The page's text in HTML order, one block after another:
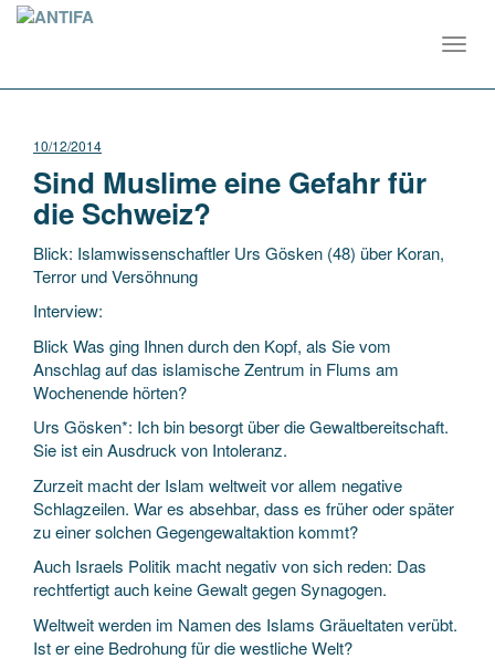
10/12/2014
Sind Muslime eine Gefahr für
die Schweiz?
Blick: Islamwissenschaftler Urs Gösken (48) über Koran,
Terror und Versöhnung
Interview:
Blick Was ging Ihnen durch den Kopf, als Sie vom
Anschlag auf das islamische Zentrum in Flums am
Wochenende hörten?
Urs Gösken*: Ich bin besorgt über die Gewaltbereitschaft.
Sie ist ein Ausdruck von Intoleranz.
Zurzeit macht der Islam weltweit vor allem negative
Schlagzeilen. War es absehbar, dass es früher oder später
zu einer solchen Gegengewaltaktion kommt?
Auch Israels Politik macht negativ von sich reden: Das
rechtfertigt auch keine Gewalt gegen Synagogen.
Weltweit werden im Namen des Islams Gräueltaten verübt.
Ist er eine Bedrohung für die westliche Welt?